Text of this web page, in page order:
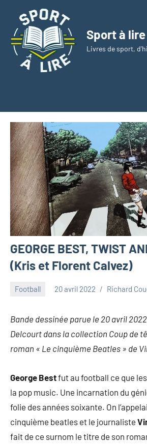
contenu
Sport à lire
Livres de sport,
GEORGE BEST, TWIST
(Kris et Florent Calvez)
Football 20 avril 2022 Richard
Bande dessinée parue le 20 avril
Delcourt dans la collection Coup de
roman « Le cinquième Beatles » de
George Bestfut au football ce que
la pop music. Une incarnation du
folie des années soixante. On
cinquième beatles et le journaliste
fait de ce surnom le titre de son